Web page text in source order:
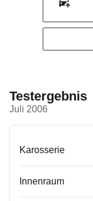
Testergebnis
Juli 2006
Karosserie
Innenraum